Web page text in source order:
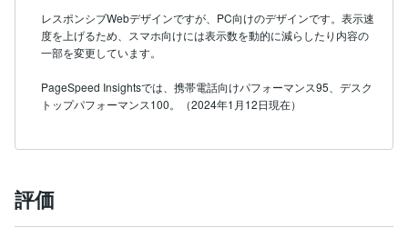
レスポンシブWebデザインですが、PC向けのデザインです。表示速
度を上げるため、スマホ向けには表示数を動的に減らしたり内容の
一部を変更しています。
PageSpeed Insightsでは、携帯電話向けパフォーマンス95、デスク
トップパフォーマンス100。（2024年1月12日現在）
評価